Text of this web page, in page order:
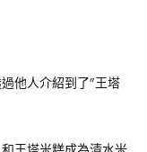
他人介紹到了”王塔